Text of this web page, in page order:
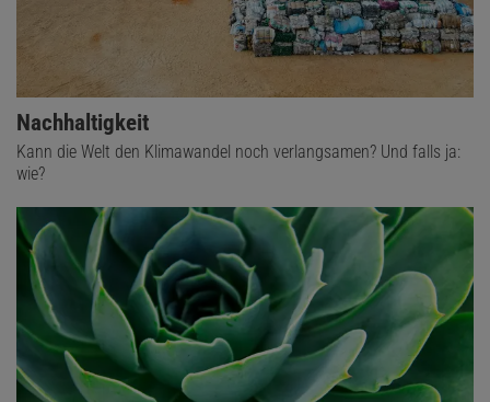
Nachhaltigkeit
Kann die Welt den Klimawandel noch verlangsamen? Und falls ja:
wie?